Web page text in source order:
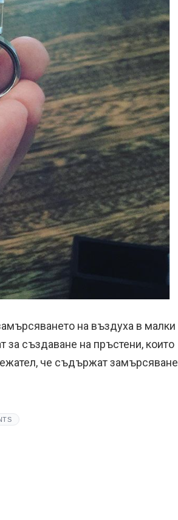
на въздуха в малки
за създаване на пръстени, които
че съдържат замърсяване